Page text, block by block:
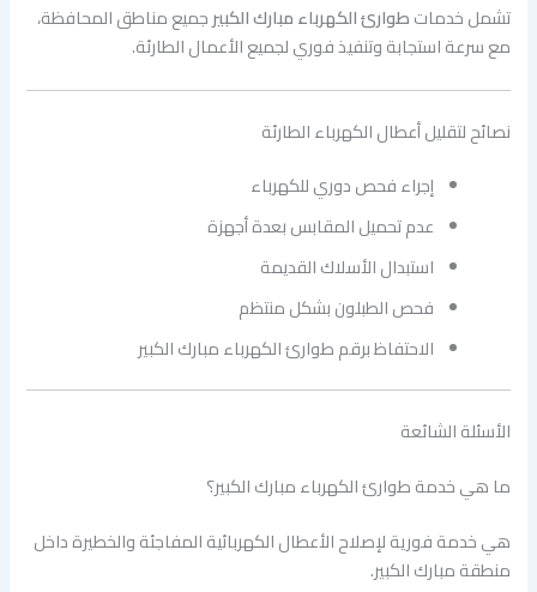
تشمل خدماتطوارئ الكهرباء مبارك الكبيرجميع مناطق المحافظة،
مع سرعة استجابة وتنفيذ فوري لجميع الأعمال الطارئة.
نصائح لتقليل أعطال الكهرباء الطارئة
إجراء فحص دوري للكهرباء
عدم تحميل المقابس بعدة أجهزة
استبدال الأسلاك القديمة
فحص الطبلون بشكل منتظم
الاحتفاظ برقم طوارئ الكهرباء مبارك الكبير
الأسئلة الشائعة
ما هي خدمة طوارئ الكهرباء مبارك الكبير؟
هي خدمة فورية لإصلاح الأعطال الكهربائية المفاجئة والخطيرة داخل
منطقة مبارك الكبير.